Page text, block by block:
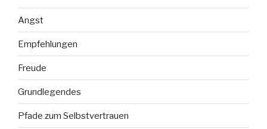
Angst
Empfehlungen
Freude
Grundlegendes
Pfade zum Selbstvertrauen